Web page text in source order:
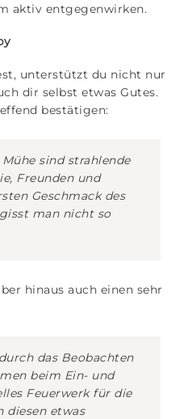
aktiv entgegenwirken.
unterstützt du nicht nur
dir selbst etwas Gutes.
bestätigen:
sind strahlende
Freunden und
Geschmack des
man nicht so
hinaus auch einen sehr
das Beobachten
beim Ein- und
Feuerwerk für die
diesen etwas